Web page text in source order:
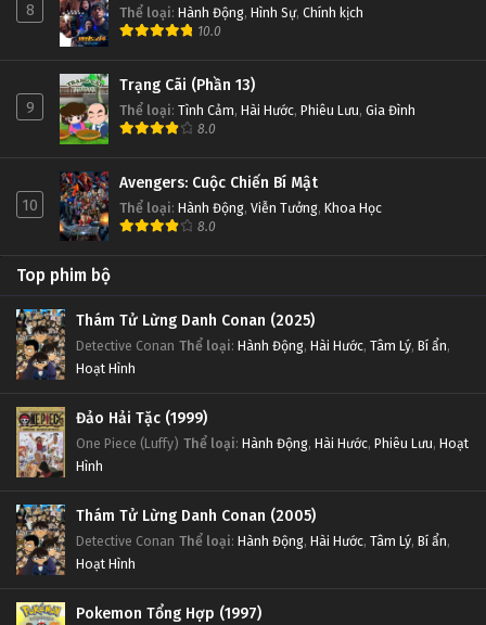
8 Thể loại: Hành Động, Hình Sự, Chính kịch
10.0
9
Trạng Cãi (Phần 13)
Thể loại: Tình Cảm, Hài Hước, Phiêu Lưu, Gia Đình
8.0
10
Avengers: Cuộc Chiến Bí Mật
Thể loại: Hành Động, Viễn Tưởng, Khoa Học
8.0
Top phim bộ
Thám Tử Lừng Danh Conan (2025)
Detective Conan Thể loại: Hành Động, Hài Hước, Tâm Lý, Bí ẩn,
Hoạt Hình
Đảo Hải Tặc (1999)
One Piece (Luffy) Thể loại: Hành Động, Hài Hước, Phiêu Lưu, Hoạt
Hình
Thám Tử Lừng Danh Conan (2005)
Detective Conan Thể loại: Hành Động, Hài Hước, Tâm Lý, Bí ẩn,
Hoạt Hình
Pokemon Tổng Hợp (1997)